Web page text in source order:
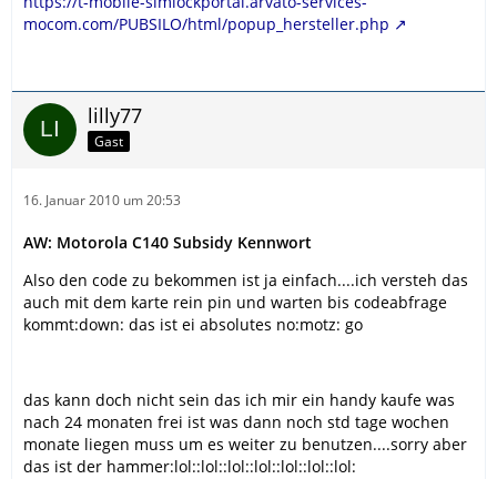
mocom.com/PUBSILO/html/popup_hersteller.php
lilly77
Gast
16. Januar 2010 um 20:53
AW: Motorola C140 Subsidy Kennwort
Also den code zu bekommen ist ja einfach....ich versteh das
auch mit dem karte rein pin und warten bis codeabfrage
kommt:down: das ist ei absolutes no:motz: go
das kann doch nicht sein das ich mir ein handy kaufe was
nach 24 monaten frei ist was dann noch std tage wochen
monate liegen muss um es weiter zu benutzen....sorry aber
das ist der hammer:lol::lol::lol::lol::lol::lol::lol: